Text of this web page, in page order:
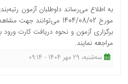
به اطلاع می‌رساند داوطلبان آزمون
مورخ 1404/08/02 می‌توانند
برگزاری آزمون و نحوه دریافت کارت
مراجعه نمایند.
ﺳﻪشنبه، 29 مهر 1404 - 09:14